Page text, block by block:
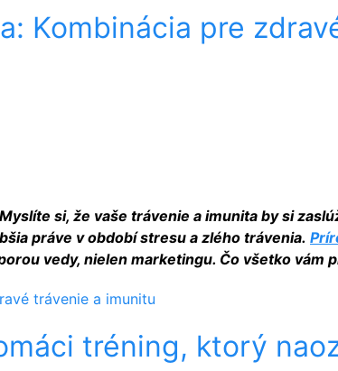
Kombinácia pre
si, že vaše trávenie a imunita by si
práve v období stresu a zlého trávenia.
vedy, nielen marketingu. Čo všetko vám
trávenie a imunitu
tréning, ktorý